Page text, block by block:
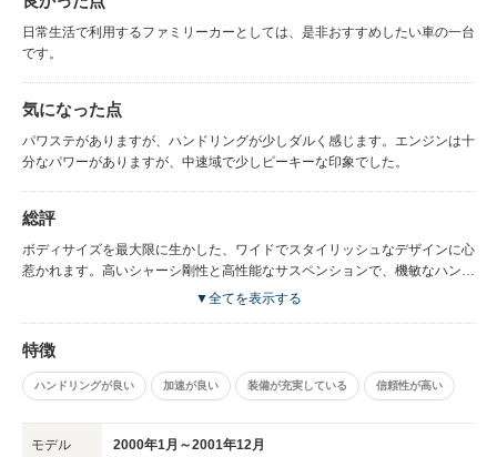
日常生活で利用するファミリーカーとしては、是非おすすめしたい車の一台
です。
気になった点
パワステがありますが、ハンドリングが少しダルく感じます。エンジンは十
分なパワーがありますが、中速域で少しピーキーな印象でした。
総評
ボディサイズを最大限に生かした、ワイドでスタイリッシュなデザインに心
惹かれます。高いシャーシ剛性と高性能なサスペンションで、機敏なハンド
▼全てを表示する
特徴
ハンドリングが良い 加速が良い 装備が充実している 信頼性が高い
モデル 2000年1月～2001年12月